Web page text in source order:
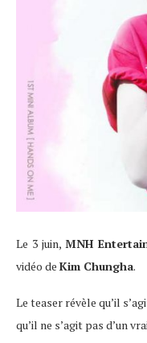
Le 3 juin, MNH
vidéo de Kim Chungha.
Le teaser révèle qu’il
qu’il ne s’agit pas d’un